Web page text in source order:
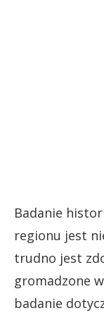
Badanie
regionu jest
trudno jest
gromadzone
badanie